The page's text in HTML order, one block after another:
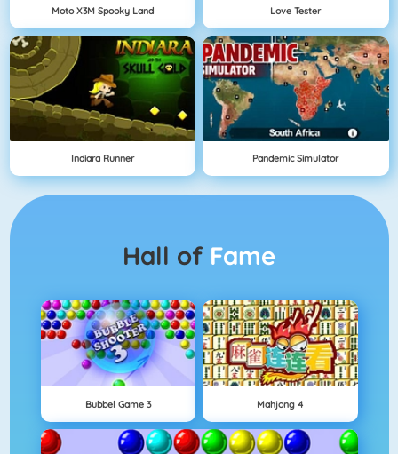
Moto X3M Spooky Land Love Tester
Indiara Runner Pandemic Simulator
Hall of Fame
Bubbel Game 3 Mahjong 4